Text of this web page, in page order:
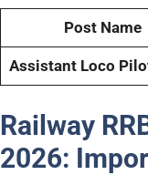
Post Name
Assistant Loco
Railway
2026: